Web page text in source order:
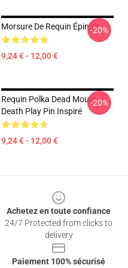
Morsure De Requin Épingle
9,24 € - 12,00 €
-20%
Requin Polka Dead Mount
Death Play Pin Inspiré
9,24 € - 12,00 €
-20%
Achetez en toute confiance
24/7 Protected from clicks to
delivery
Paiement 100% sécurisé